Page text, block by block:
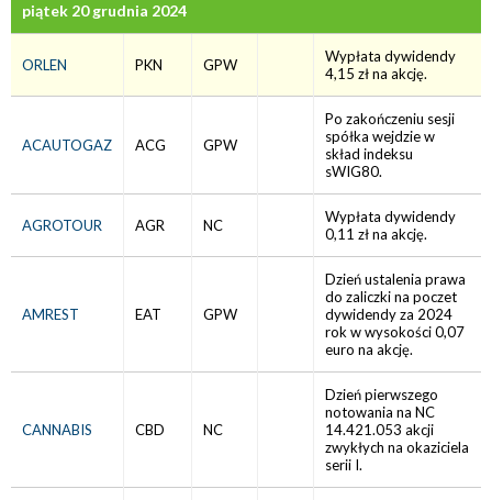
piątek 20 grudnia 2024
ORLEN PKN GPW
Wypłata dywidendy
4,15 zł na akcję.
ACAUTOGAZ ACG GPW
Po zakończeniu sesji
spółka wejdzie w
skład indeksu
sWIG80.
AGROTOUR AGR NC
Wypłata dywidendy
0,11 zł na akcję.
AMREST EAT GPW
Dzień ustalenia prawa
do zaliczki na poczet
dywidendy za 2024
rok w wysokości 0,07
euro na akcję.
CANNABIS CBD NC
Dzień pierwszego
notowania na NC
14.421.053 akcji
zwykłych na okaziciela
serii I.